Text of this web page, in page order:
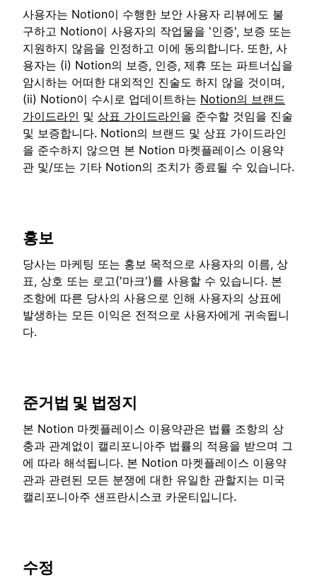
사용자는 Notion이 수행한 보안 사용자 리뷰에도 불
구하고 Notion이 사용자의 작업물을 '인증', 보증 또는
지원하지 않음을 인정하고 이에 동의합니다. 또한, 사
용자는 (i) Notion의 보증, 인증, 제휴 또는 파트너십을
암시하는 어떠한 대외적인 진술도 하지 않을 것이며,
(ii) Notion이 수시로 업데이트하는 Notion의 브랜드
가이드라인 및 상표 가이드라인을 준수할 것임을 진술
및 보증합니다. Notion의 브랜드 및 상표 가이드라인
을 준수하지 않으면 본 Notion 마켓플레이스 이용약
관 및/또는 기타 Notion의 조치가 종료될 수 있습니다.
홍보
당사는 마케팅 또는 홍보 목적으로 사용자의 이름, 상
표, 상호 또는 로고('마크')를 사용할 수 있습니다. 본
조항에 따른 당사의 사용으로 인해 사용자의 상표에
발생하는 모든 이익은 전적으로 사용자에게 귀속됩니
다.
준거법 및 법정지
본 Notion 마켓플레이스 이용약관은 법률 조항의 상
충과 관계없이 캘리포니아주 법률의 적용을 받으며 그
에 따라 해석됩니다. 본 Notion 마켓플레이스 이용약
관과 관련된 모든 분쟁에 대한 유일한 관할지는 미국
캘리포니아주 샌프란시스코 카운티입니다.
수정